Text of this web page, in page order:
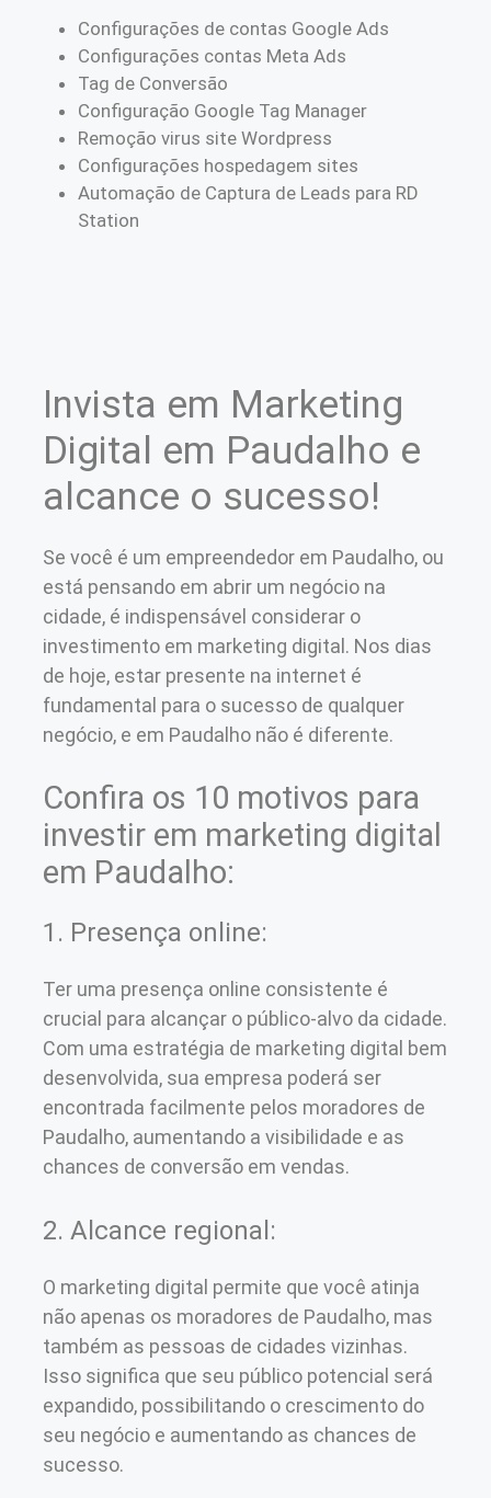
Configurações de contas Google Ads
Configurações contas Meta Ads
Tag de Conversão
Configuração Google Tag Manager
Remoção virus site Wordpress
Configurações hospedagem sites
Automação de Captura de Leads para RD
Station
Invista em Marketing
Digital em Paudalho e
alcance o sucesso!
Se você é um empreendedor em Paudalho, ou
está pensando em abrir um negócio na
cidade, é indispensável considerar o
investimento em marketing digital. Nos dias
de hoje, estar presente na internet é
fundamental para o sucesso de qualquer
negócio, e em Paudalho não é diferente.
Confira os 10 motivos para
investir em marketing digital
em Paudalho:
1. Presença online:
Ter uma presença online consistente é
crucial para alcançar o público-alvo da cidade.
Com uma estratégia de marketing digital bem
desenvolvida, sua empresa poderá ser
encontrada facilmente pelos moradores de
Paudalho, aumentando a visibilidade e as
chances de conversão em vendas.
2. Alcance regional:
O marketing digital permite que você atinja
não apenas os moradores de Paudalho, mas
também as pessoas de cidades vizinhas.
Isso significa que seu público potencial será
expandido, possibilitando o crescimento do
seu negócio e aumentando as chances de
sucesso.